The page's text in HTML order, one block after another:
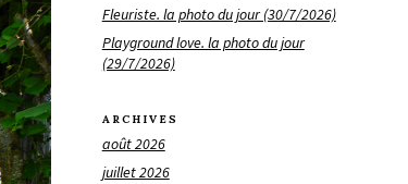
Fleuriste. la photo du jour (30/7/2026)
Playground love. la photo du jour
(29/7/2026)
ARCHIVES
août 2026
juillet 2026